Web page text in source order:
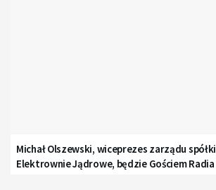
Michał Olszewski, wiceprezes zarządu
Elektrownie Jądrowe, będzie Gościem